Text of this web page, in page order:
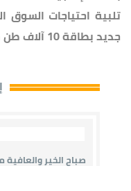
تلبية احتياجات السوق
جديد بطاقة 10 آلاف طن سنويا.